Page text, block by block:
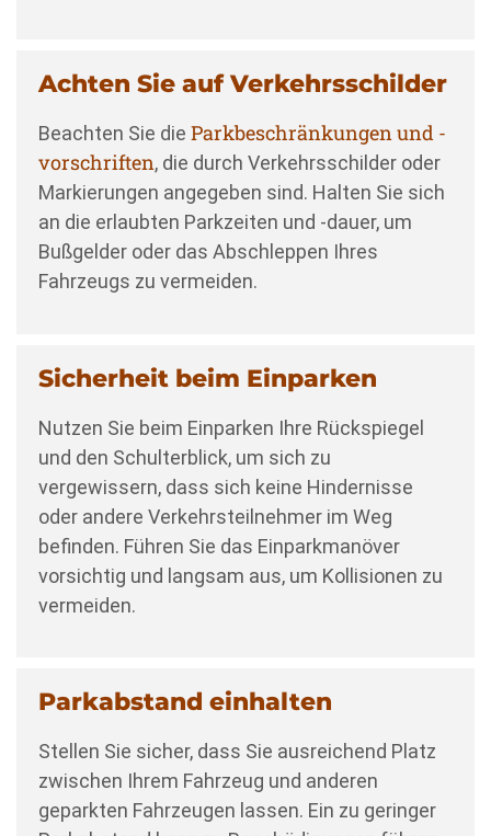
Achten Sie auf Verkehrsschilder
Beachten Sie die Parkbeschränkungen und -
vorschriften, die durch Verkehrsschilder oder
Markierungen angegeben sind. Halten Sie sich
an die erlaubten Parkzeiten und -dauer, um
Bußgelder oder das Abschleppen Ihres
Fahrzeugs zu vermeiden.
Sicherheit beim Einparken
Nutzen Sie beim Einparken Ihre Rückspiegel
und den Schulterblick, um sich zu
vergewissern, dass sich keine Hindernisse
oder andere Verkehrsteilnehmer im Weg
befinden. Führen Sie das Einparkmanöver
vorsichtig und langsam aus, um Kollisionen zu
vermeiden.
Parkabstand einhalten
Stellen Sie sicher, dass Sie ausreichend Platz
zwischen Ihrem Fahrzeug und anderen
geparkten Fahrzeugen lassen. Ein zu geringer